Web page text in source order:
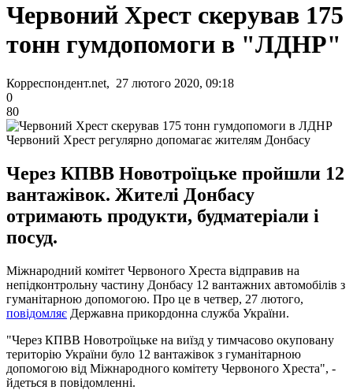
Червоний Хрест скерував 175
тонн гумдопомоги в "ЛДНР"
Корреспондент.net, 27 лютого 2020, 09:18
0
80
Червоний Хрест регулярно допомагає жителям Донбасу
Через КПВВ Новотроїцьке пройшли 12
вантажівок. Жителі Донбасу
отримають продукти, будматеріали і
посуд.
Міжнародний комітет Червоного Хреста відправив на
непідконтрольну частину Донбасу 12 вантажних автомобілів з
гуманітарною допомогою. Про це в четвер, 27 лютого,
повідомляє Державна прикордонна служба України.
"Через КПВВ Новотроїцьке на виїзд у тимчасово окуповану
територію України було 12 вантажівок з гуманітарною
допомогою від Міжнародного комітету Червоного Хреста", -
йдеться в повідомленні.